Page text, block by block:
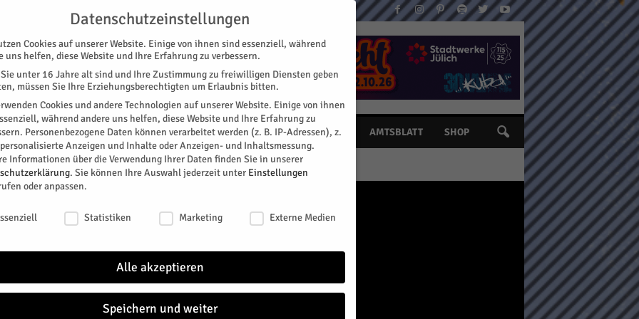
KONTAKT IMPRESSUM
SPEZIAL E-PAPER KINO GALERIE TERMINE AMTSBLATT SHOP
Datenschutzeinstellungen
Cookies auf unserer Website. Einige von ihnen sind essenziell, während
uns helfen, diese Website und Ihre Erfahrung zu verbessern.
unter 16 Jahre alt sind und Ihre Zustimmung zu freiwilligen Diensten geben
müssen Sie Ihre Erziehungsberechtigten um Erlaubnis bitten.
Cookies und andere Technologien auf unserer Website. Einige von ihnen
während andere uns helfen, diese Website und Ihre Erfahrung zu
Personenbezogene Daten können verarbeitet werden (z. B. IP-Adressen), z.
Anzeigen und Inhalte oder Anzeigen- und Inhaltsmessung.
Informationen über die Verwendung Ihrer Daten finden Sie in unserer
. Sie können Ihre Auswahl jederzeit unter Einstellungen
oder anpassen.
Statistiken Marketing Externe Medien
Alle akzeptieren
Speichern und weiter